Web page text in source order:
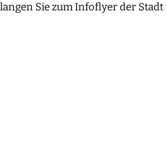
Sie zum Infoflyer der